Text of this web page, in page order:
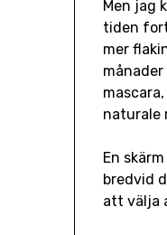
Men jag
tiden
mer
naturale
En
bredvid
att välja